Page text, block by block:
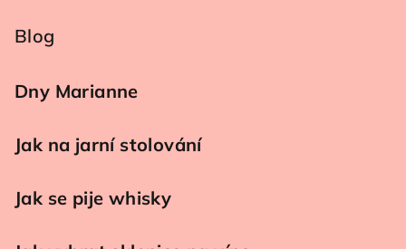
Blog
Dny Marianne
Jak na jarní stolování
Jak se pije whisky